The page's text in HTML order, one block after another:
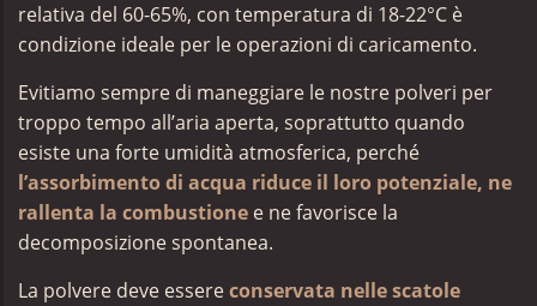
relativa del 60-65%, con temperatura di 18-22°C è
condizione ideale per le operazioni di caricamento.
Evitiamo sempre di maneggiare le nostre polveri per
troppo tempo all’aria aperta, soprattutto quando
esiste una forte umidità atmosferica, perché
l’assorbimento di acqua riduce il loro potenziale, ne
rallenta la combustione e ne favorisce la
decomposizione spontanea.
La polvere deve essereconservata nellescatole